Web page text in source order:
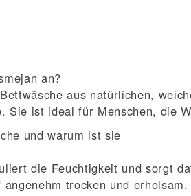
an?
aus natürlichen,
Sie ist ideal für Menschen, die
und warum ist sie
die Feuchtigkeit und sorgt
trocken und erholsam.